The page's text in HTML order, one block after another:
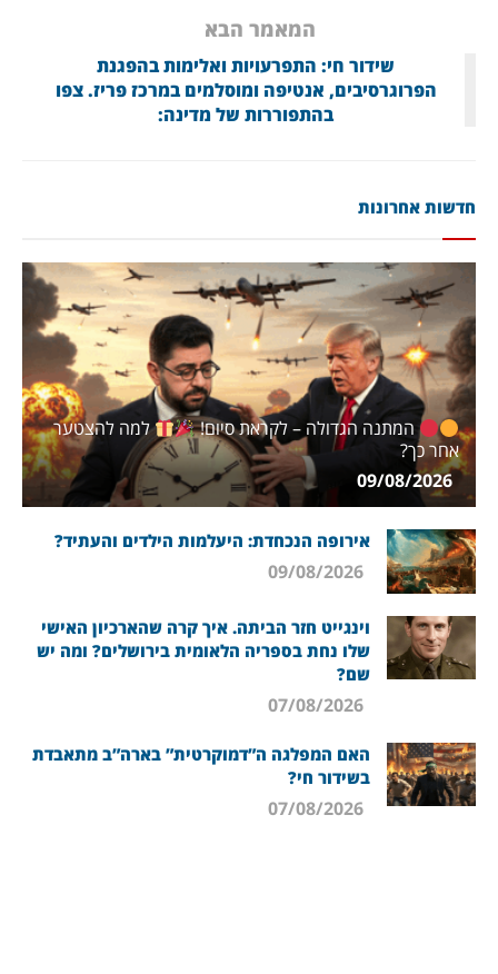
המאמר הבא
שידור חי: התפרעויות ואלימות בהפגנת
הפרוגרסיבים, אנטיפה ומוסלמים במרכז פריז. צפו
בהתפוררות של מדינה:
חדשות אחרונות
המתנה הגדולה – לקראת סיום!
למה להצטער
אחר כך?
אירופה הנכחדת: היעלמות הילדים והעתיד?
וינגייט חזר הביתה. איך קרה שהארכיון האישי
שלו נחת בספריה הלאומית בירושלים? ומה יש
שם?
האם המפלגה ה”דמוקרטית” בארה”ב מתאבדת
בשידור חי?